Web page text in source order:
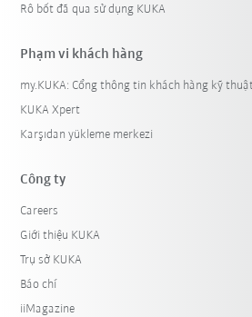
Rô bốt đã qua sử dụng KUKA
Phạm vi khách hàng
my.KUKA: Cổng thông tin khách hàng kỹ
KUKA Xpert
Karşıdan yükleme merkezi
Công ty
Careers
Giới thiệu KUKA
Trụ sở KUKA
Báo chí
iiMagazine